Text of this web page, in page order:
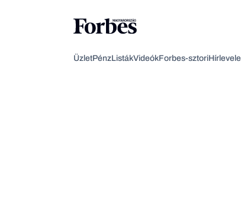
ÜzletPénzListákVideókForbes-sztori